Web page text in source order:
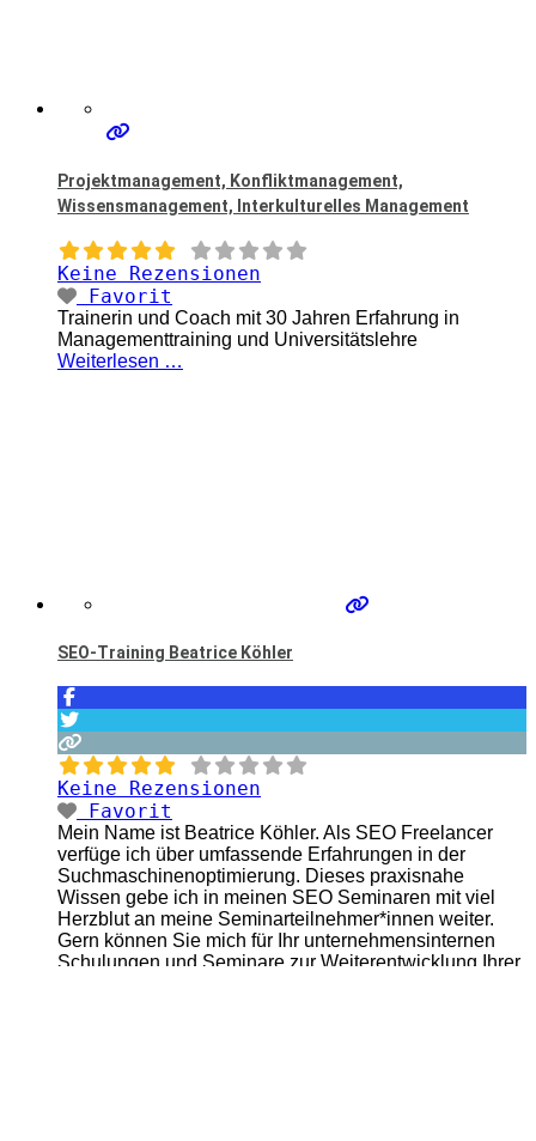
Projektmanagement, Konfliktmanagement,
Wissensmanagement, Interkulturelles Management
Keine Rezensionen
Favorit
Trainerin und Coach mit 30 Jahren Erfahrung in
Managementtraining und Universitätslehre
Weiterlesen …
SEO-Training Beatrice Köhler
Keine Rezensionen
Favorit
Mein Name ist Beatrice Köhler. Als SEO Freelancer
verfüge ich über umfassende Erfahrungen in der
Suchmaschinenoptimierung. Dieses praxisnahe
Wissen gebe ich in meinen SEO Seminaren mit viel
Herzblut an meine Seminarteilnehmer*innen weiter.
Gern können Sie mich für Ihr unternehmensinternen
Schulungen und Seminare zur Weiterentwicklung Ihrer